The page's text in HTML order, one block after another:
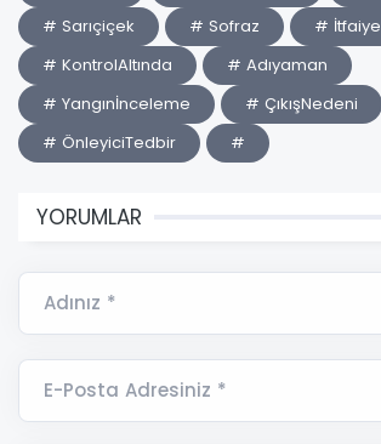
# Sarıçiçek
# Sofraz
# İtfaiye
# KontrolAltında
# Adıyaman
# Yangınİnceleme
# ÇıkışNedeni
# ÖnleyiciTedbir
#
YORUMLAR
Adınız *
E-Posta Adresiniz *